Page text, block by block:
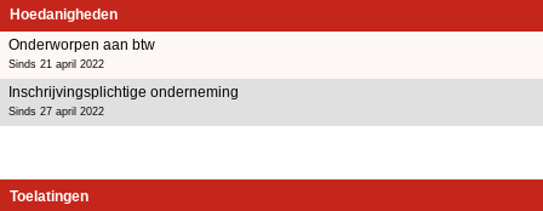
Hoedanigheden
Onderworpen aan btw
Sinds 21 april 2022
Inschrijvingsplichtige onderneming
Sinds 27 april 2022
Toelatingen